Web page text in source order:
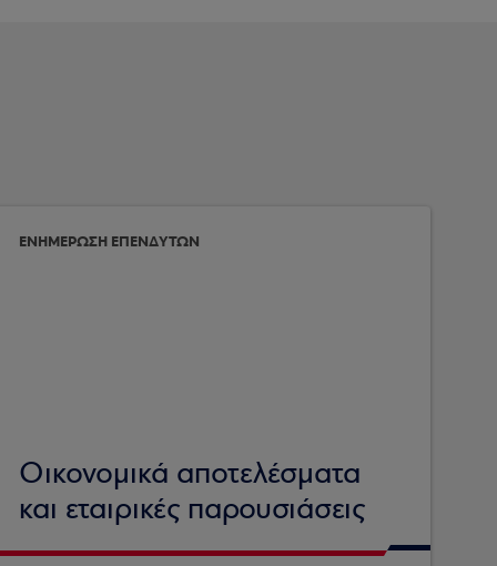
ΕΝΗΜΕΡΩΣΗ ΕΠΕΝΔΥΤΩΝ
Οικονομικά αποτελέσματα
και εταιρικές παρουσιάσεις